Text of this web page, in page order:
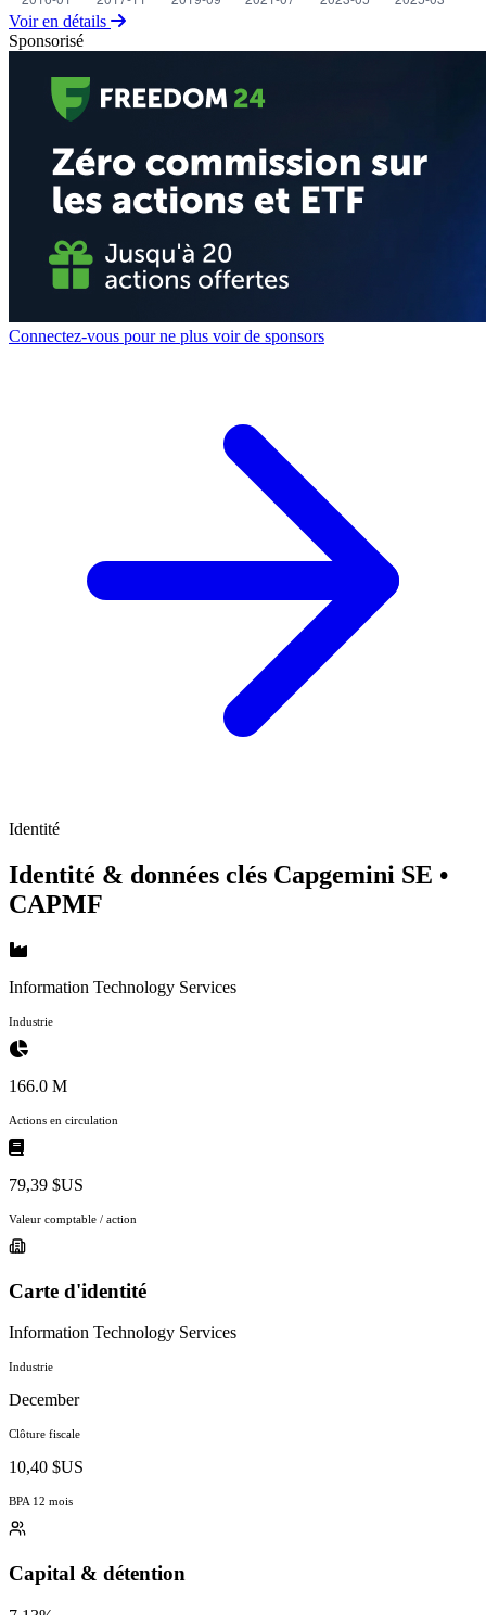
Voir en détails
Sponsorisé
Connectez-vous pour ne plus voir de sponsors
Identité
Identité & données clés Capgemini SE •
CAPMF
Information Technology Services
Industrie
166.0 M
Actions en circulation
79,39 $US
Valeur comptable / action
Carte d'identité
Information Technology Services
Industrie
December
Clôture fiscale
10,40 $US
BPA 12 mois
Capital & détention